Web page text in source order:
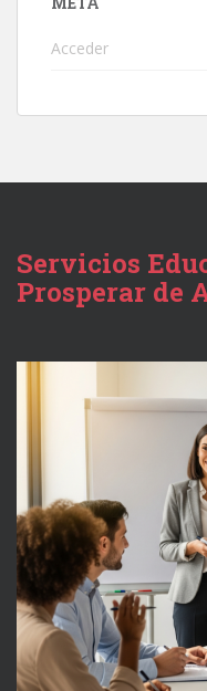
Acceder
Servicios
Prosperar de